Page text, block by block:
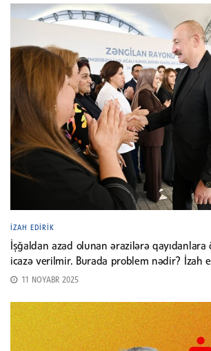
İZAH EDIRIK
İşğaldan azad olunan ərazilərə
icazə verilmir. Burada problem nədir? İzah
11 NOYABR 2025